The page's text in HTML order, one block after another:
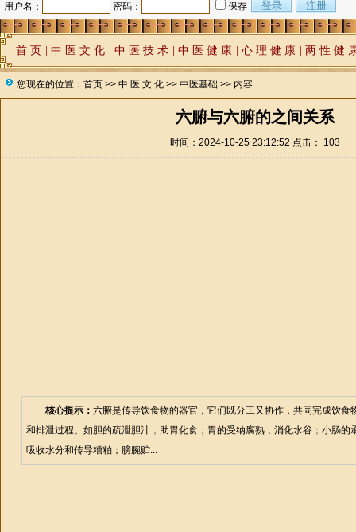
用户名： 密码： 保存
首 页 中 医 文 化 中 医 技 术 中 医 健 康 心 理 健 康 两 性 健
您现在的位置： 首页 >> 中 医 文 化 >> 中医基础 >> 内容
六腑与六腑的之间关系
时间：2024-10-25 23:12:52 点击： 103
核心提示： 六腑是传导饮食物的器官，它们既分工又协作，共同完成饮食
和排泄过程。如胆的疏泄胆汁，助胃化食；胃的受纳腐熟，消化水谷；小肠的
吸收水分和传导糟粕；膀腕贮...